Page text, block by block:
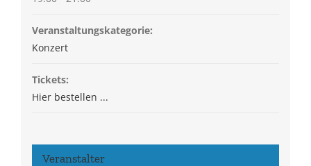
Veranstaltungskategorie:
Konzert
Tickets:
Hier bestellen ...
Veranstalter